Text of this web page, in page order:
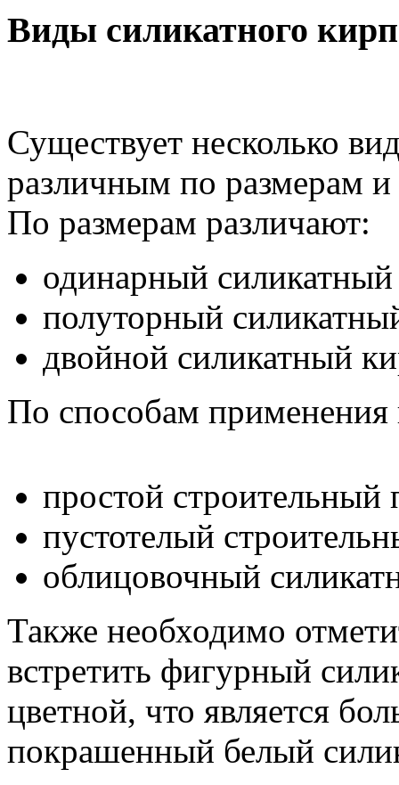
Виды силикатного
Существует несколько
различным по размерам
По размерам различают:
одинарный
полуторный
двойной силикатный
По способам применения
простой
пустотелый
облицовочный
Также необходимо
встретить фигурный
цветной, что является
покрашенный белый